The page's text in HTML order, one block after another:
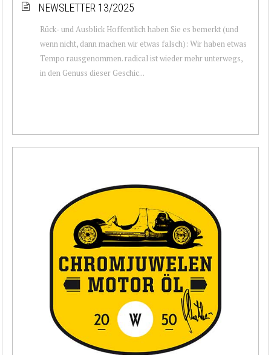
NEWSLETTER 13/2025
Rück- und Ausblick Hoffentlich haben Sie es bemerkt (und
wenn nicht, dann machen wir etwas falsch): Wir haben etwas
Tempo rausgenommen. radical ist wieder mehr unterwegs,
in den Genuss dieser Geschic...